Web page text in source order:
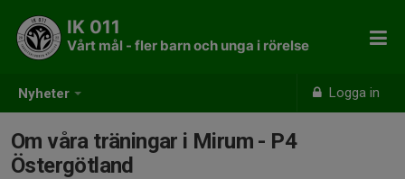
Nyheter Logga in
IK 011
Vårt mål - fler barn och unga i rörelse
Om våra träningar i Mirum - P4
Östergötland